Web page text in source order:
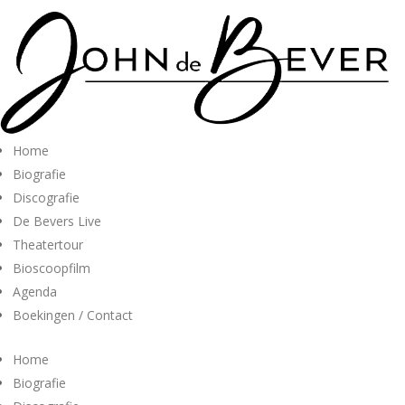
Home
Biografie
Discografie
De Bevers Live
Theatertour
Bioscoopfilm
Agenda
Boekingen / Contact
Home
Biografie